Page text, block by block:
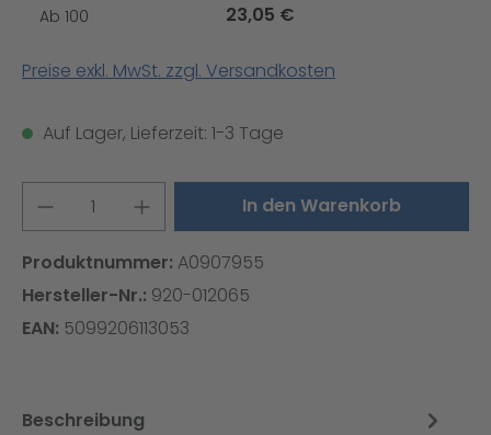
Ab 100 23,05 €
Preise exkl. MwSt. zzgl. Versandkosten
Auf Lager, Lieferzeit: 1-3 Tage
Produkt Anzahl: Gib denIn den Warenkorb
Produktnummer: A0907955
Hersteller-Nr.: 920-012065
EAN: 5099206113053
Beschreibung